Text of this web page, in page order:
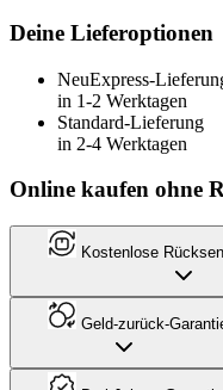
Deine Lieferoptionen
NeuExpress-
in 1-2 Werktagen
Standard-Lieferung
in 2-4 Werktagen
Online kaufen ohne
Kostenlose
Geld-zurück-